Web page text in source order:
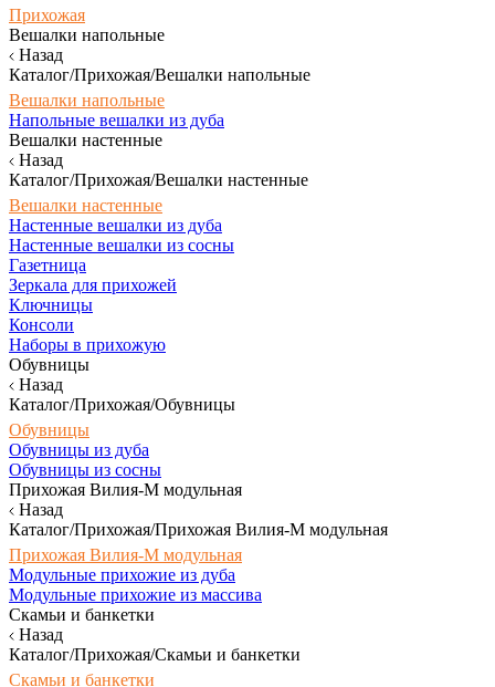
Прихожая
Вешалки напольные
Назад
Каталог/Прихожая/Вешалки напольные
Вешалки напольные
Напольные вешалки из дуба
Вешалки настенные
Назад
Каталог/Прихожая/Вешалки настенные
Вешалки настенные
Настенные вешалки из дуба
Настенные вешалки из сосны
Газетница
Зеркала для прихожей
Ключницы
Консоли
Наборы в прихожую
Обувницы
Назад
Каталог/Прихожая/Обувницы
Обувницы
Обувницы из дуба
Обувницы из сосны
Прихожая Вилия-М модульная
Назад
Каталог/Прихожая/Прихожая Вилия-М модульная
Прихожая Вилия-М модульная
Модульные прихожие из дуба
Модульные прихожие из массива
Скамьи и банкетки
Назад
Каталог/Прихожая/Скамьи и банкетки
Скамьи и банкетки